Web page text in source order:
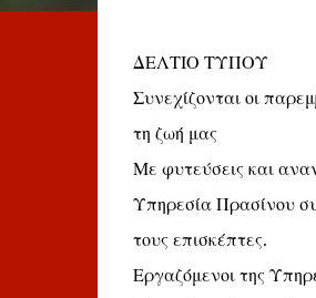
ΔΕΛΤΙΟ ΤΥΠΟΥ
Συνεχίζονται οι
τη ζωή μας
Με φυτεύσεις και
Υπηρεσία Πρασίνου
τους επισκέπτες.
Εργαζόμενοι της